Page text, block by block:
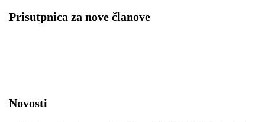
Prisutpnica za nove članove
Novosti